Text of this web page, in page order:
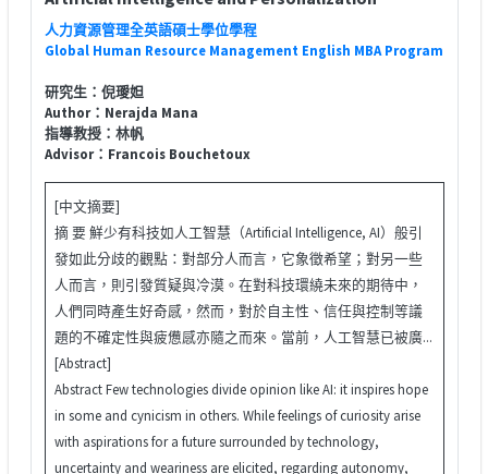
人力資源管理全英語碩士學位學程
Global Human Resource Management English MBA Program
研究生：倪璦妲
Author：Nerajda Mana
指導教授：林帆
Advisor：Francois Bouchetoux
[中文摘要]
摘 要 鮮少有科技如人工智慧（Artificial Intelligence, AI）般引
發如此分歧的觀點：對部分人而言，它象徵希望；對另一些
人而言，則引發質疑與冷漠。在對科技環繞未來的期待中，
人們同時產生好奇感，然而，對於自主性、信任與控制等議
題的不確定性與疲憊感亦隨之而來。當前，人工智慧已被廣...
[Abstract]
Abstract Few technologies divide opinion like AI: it inspires hope
in some and cynicism in others. While feelings of curiosity arise
with aspirations for a future surrounded by technology,
uncertainty and weariness are elicited, regarding autonomy,